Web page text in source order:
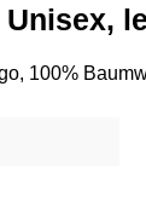
100%